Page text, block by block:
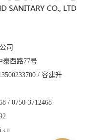
司
泰西路77号
/ 容建升
/ 0750-3712468